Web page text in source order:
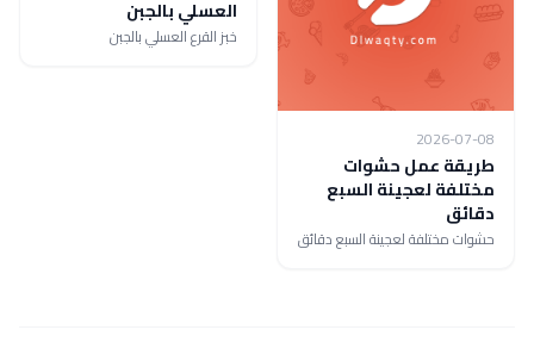
2026-07-08
طريقة عمل حشوات
مختلفة لعجينة السبع
دقائق
حشوات مختلفة لعجينة السبع دقائق
العسلي بالجبن
خبز القرع العسلي بالجبن